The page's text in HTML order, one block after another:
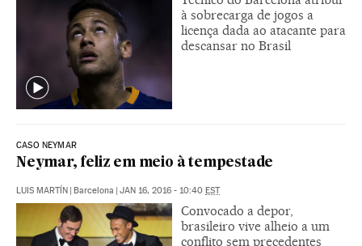
à sobrecarga de jogos a
licença dada ao atacante para
descansar no Brasil
CASO NEYMAR
Neymar, feliz em meio à tempestade
LUIS MARTÍN | Barcelona | JAN 16, 2016 - 10:40 EST
Convocado a depor,
brasileiro vive alheio a um
conflito sem precedentes